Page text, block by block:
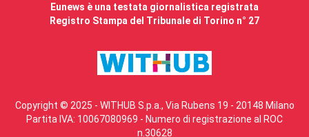
Eunews è una testata giornalistica registrata
Registro Stampa del Tribunale di Torino n° 27
Copyright © 2025 - WITHUB S.p.a., Via Rubens 19 - 20148 Milano
Partita IVA: 10067080969 - Numero di registrazione al ROC
n.30628